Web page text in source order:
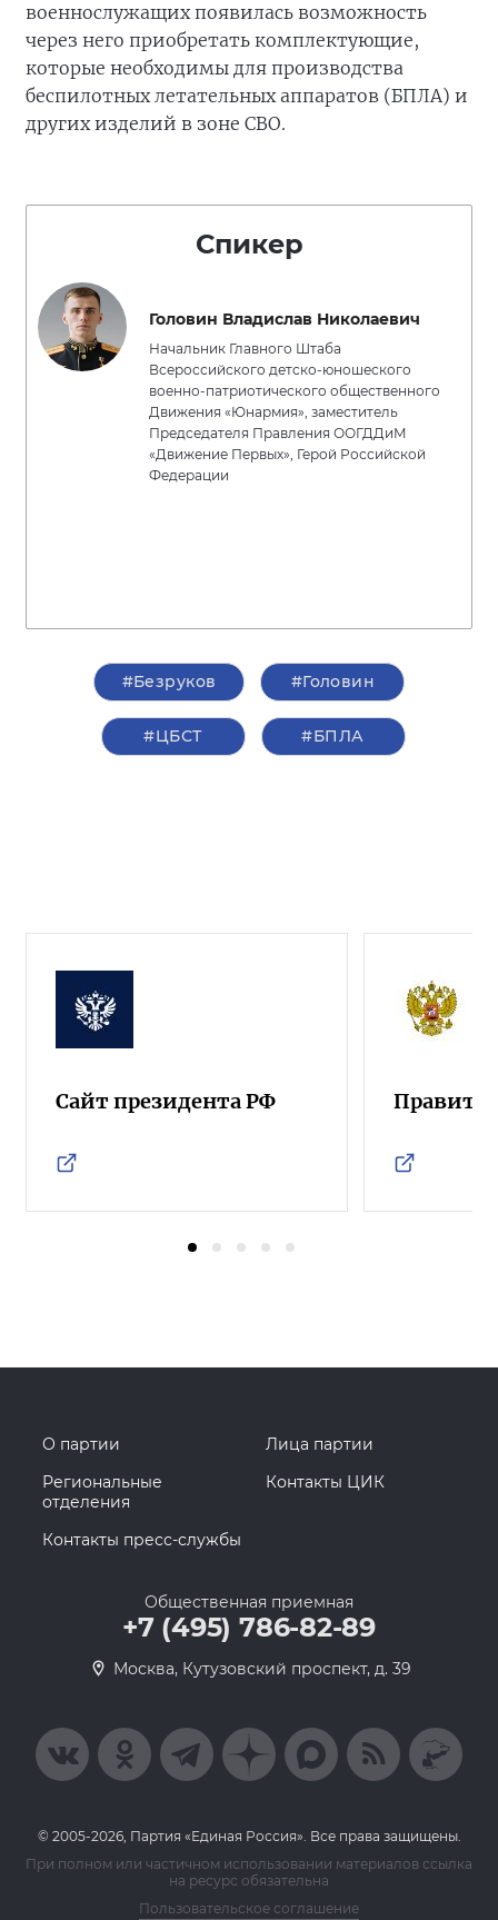
военнослужащих появилась возможность
через него приобретать комплектующие,
которые необходимы для производства
беспилотных летательных аппаратов (БПЛА) и
других изделий в зоне СВО.
Спикер
Головин Владислав Николаевич
Начальник Главного Штаба
Всероссийского детско-юношеского
военно-патриотического общественного
Движения «Юнармия», заместитель
Председателя Правления ООГДДиМ
«Движение Первых», Герой Российской
Федерации
#Безруков #Головин
#ЦБСТ #БПЛА
Сайт президента РФ
О партии
Лица партии
Региональные
отделения
Контакты ЦИК
Контакты пресс-службы
Общественная приемная
+7 (495) 786-82-89
Москва, Кутузовский проспект, д. 39
© 2005-2026, Партия «Единая Россия». Все права защищены.
При полном или частичном использовании материалов ссылка
на ресурс обязательна
Пользовательское соглашение